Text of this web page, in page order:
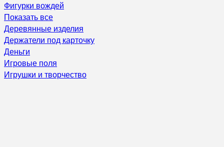
Фигурки вождей
Показать все
Деревянные изделия
Держатели под карточку
Деньги
Игровые поля
Игрушки и творчество